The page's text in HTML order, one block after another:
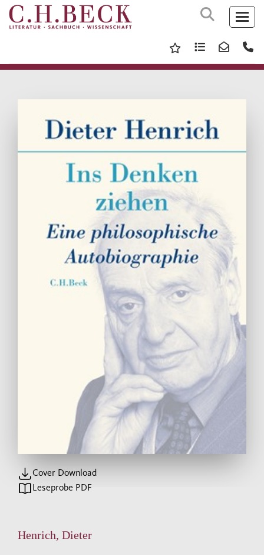
Cover Download
Leseprobe PDF
Henrich, Dieter